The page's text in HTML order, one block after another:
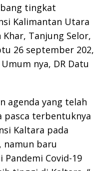
tingkat
Kalimantan Utara
Tanjung Selor,
26 september 202,
nya, DR Datu
agenda yang telah
pasca terbentuknya
Kaltara pada
namun baru
Covid-19